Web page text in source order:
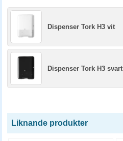
Dispenser Tork H3 vit
Dispenser Tork H3 svart
Liknande produkter